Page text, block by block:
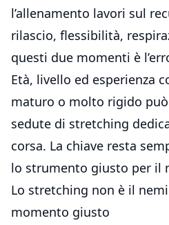
l’allenamento lavori sul
rilascio, flessibilità,
questi due momenti è
Età, livello ed esperienza
maturo o molto rigido
sedute di stretching
corsa. La chiave resta
lo strumento giusto per il
Lo stretching non è il
momento giusto